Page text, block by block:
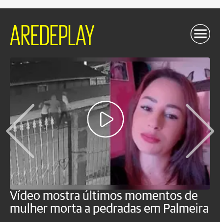
AREDEPLAY
Vídeo mostra últimos momentos de
mulher morta a pedradas em Palmeira